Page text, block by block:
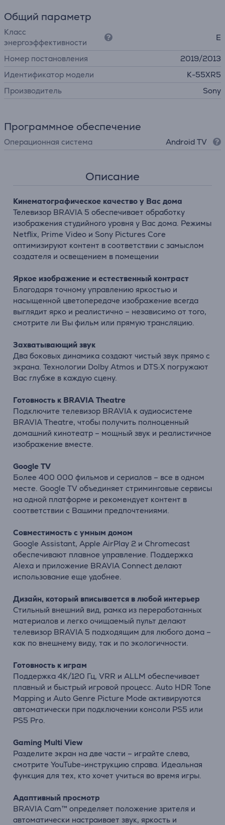
Общий параметр
Класс
энергоэффективности
E
Номер постановления
2019/2013
Идентификатор модели
K-55XR5
Производитель
Sony
Программное обеспечение
Операционная система Android TV
Описание
Кинематографическое качество у Вас дома
Телевизор BRAVIA 5 обеспечивает обработку
изображения студийного уровня у Вас дома. Режимы
Netflix, Prime Video и Sony Pictures Core
оптимизируют контент в соответствии с замыслом
создателя и освещением в помещении
Яркое изображение и естественный контраст
Благодаря точному управлению яркостью и
насыщенной цветопередаче изображение всегда
выглядит ярко и реалистично – независимо от того,
смотрите ли Вы фильм или прямую трансляцию.
Захватывающий звук
Два боковых динамика создают чистый звук прямо с
экрана. Технологии Dolby Atmos и DTS:X погружают
Вас глубже в каждую сцену.
Готовность к BRAVIA Theatre
Подключите телевизор BRAVIA к аудиосистеме
BRAVIA Theatre, чтобы получить полноценный
домашний кинотеатр – мощный звук и реалистичное
изображение вместе.
Google TV
Более 400 000 фильмов и сериалов – все в одном
месте. Google TV объединяет стриминговые сервисы
на одной платформе и рекомендует контент в
соответствии с Вашими предпочтениями.
Совместимость с умным домом
Google Assistant, Apple AirPlay 2 и Chromecast
обеспечивают плавное управление. Поддержка
Alexa и приложение BRAVIA Connect делают
использование еще удобнее.
Дизайн, который вписывается в любой интерьер
Стильный внешний вид, рамка из переработанных
материалов и легко очищаемый пульт делают
телевизор BRAVIA 5 подходящим для любого дома –
как по внешнему виду, так и по экологичности.
Готовность к играм
Поддержка 4K/120 Гц, VRR и ALLM обеспечивает
плавный и быстрый игровой процесс. Auto HDR Tone
Mapping и Auto Genre Picture Mode активируются
автоматически при подключении консоли PS5 или
PS5 Pro.
Gaming Multi View
Разделите экран на две части – играйте слева,
смотрите YouTube-инструкцию справа. Идеальная
функция для тех, кто хочет учиться во время игры.
Адаптивный просмотр
BRAVIA Cam™ определяет положение зрителя и
автоматически настраивает звук, яркость и